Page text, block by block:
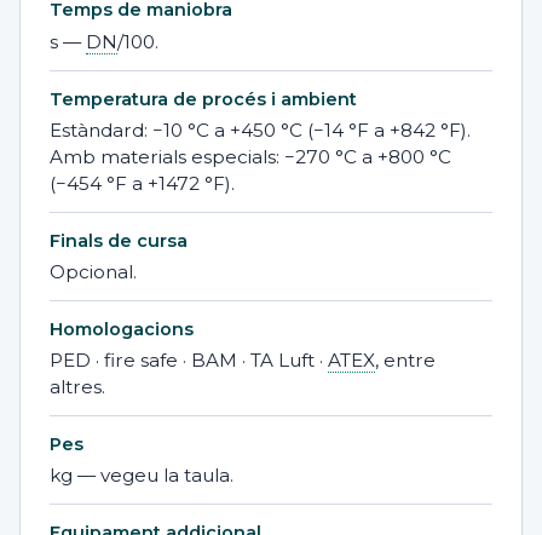
Temps de maniobra
s — DN/100.
Temperatura de procés i ambient
Estàndard: −10 °C a +450 °C (−14 °F a +842 °F).
Amb materials especials: −270 °C a +800 °C
(−454 °F a +1472 °F).
Finals de cursa
Opcional.
Homologacions
PED · fire safe · BAM · TA Luft · ATEX, entre
altres.
Pes
kg — vegeu la taula.